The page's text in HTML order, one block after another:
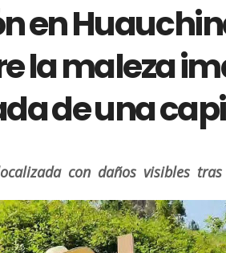
en
la maleza
de una
con daños visibles